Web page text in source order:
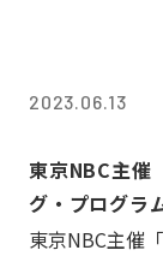
2023.06.13
東京NBC主催
グ・プログラ
東京NBC主催